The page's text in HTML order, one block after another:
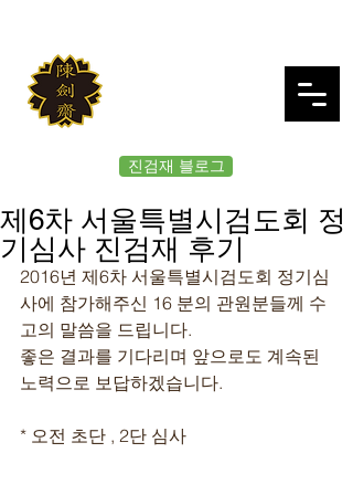
진검재 블로그
제6차 서울특별시검도회 정
기심사 진검재 후기
2016년 제6차 서울특별시검도회 정기심
사에 참가해주신 16 분의 관원분들께 수
고의 말씀을 드립니다.
좋은 결과를 기다리며 앞으로도 계속된
노력으로 보답하겠습니다.
* 오전 초단 , 2단 심사